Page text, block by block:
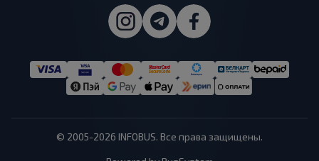
© 2005-2026 INFOBUS. Все права защищены.